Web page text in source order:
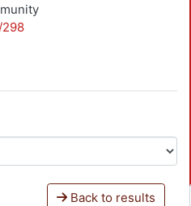
298
Back to results